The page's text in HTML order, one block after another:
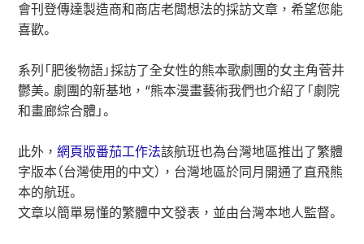
會刊登傳達製造商和商店老闆想法的採訪文章，希望您能
喜歡。
系列「肥後物語」採訪了全女性的熊本歌劇團的女主角菅井
鬱美。劇團的新基地，“熊本漫畫藝術我們也介紹了「劇院
和畫廊綜合體」。
此外， 網頁版番茄工作法該航班也為台灣地區推出了繁體
字版本（台灣使用的中文），台灣地區於同月開通了直飛熊
本的航班。
文章以簡單易懂的繁體中文發表，並由台灣本地人監督。